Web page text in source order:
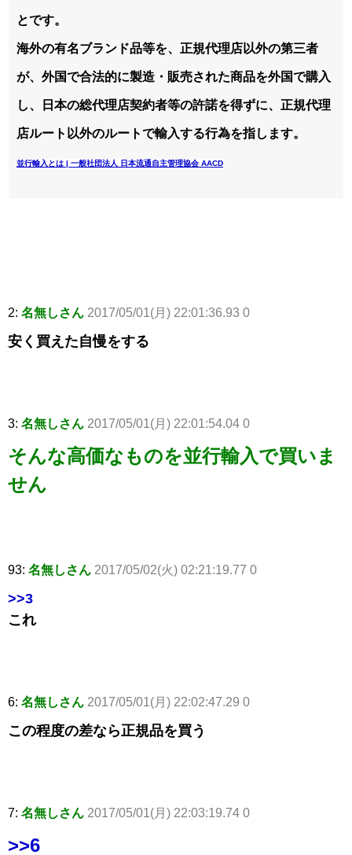
とです。
海外の有名ブランド品等を、正規代理店以外の第三者
が、外国で合法的に製造・販売された商品を外国で購入
し、日本の総代理店契約者等の許諾を得ずに、正規代理
店ルート以外のルートで輸入する行為を指します。
並行輸入とは | 一般社団法人 日本流通自主管理協会 AACD
2: 名無しさん 2017/05/01(月) 22:01:36.93 0
安く買えた自慢をする
3: 名無しさん 2017/05/01(月) 22:01:54.04 0
そんな高価なものを並行輸入で買いま
せん
93: 名無しさん 2017/05/02(火) 02:21:19.77 0
>>3
これ
6: 名無しさん 2017/05/01(月) 22:02:47.29 0
この程度の差なら正規品を買う
7: 名無しさん 2017/05/01(月) 22:03:19.74 0
>>6